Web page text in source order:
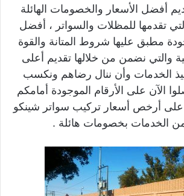
أفضل الأسعار والخصومات الهائلة
تقدمها للمظلات والسواتر ، أفضل
مطبق عليها شروط المتانة والقوة
والتي نضمن من خلالها تقديم أعلى
الخدمات وأن ننال رضاهم ونكسب
الآن على الأرقام الموجودة أمامكم
أرخص أسعار تركيب سواتر شينكو
الخدمات بخصومات هائلة .